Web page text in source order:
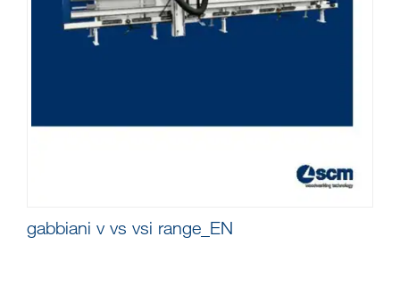
gabbiani v vs vsi range_EN